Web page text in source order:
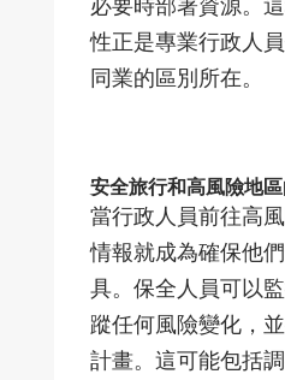
性正是專業行政人
同業的區別所在。
安全旅行和高風險地
當行政人員前往高
情報就成為確保他
具。保全人員可以
蹤任何風險變化，
計畫。這可能包括